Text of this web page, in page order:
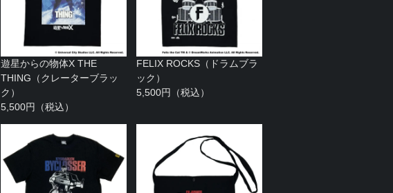
遊星からの物体X THE
THING（クレーターブラッ
ク）
5,500円（税込）
FELIX ROCKS（ドラムブラ
ック）
5,500円（税込）